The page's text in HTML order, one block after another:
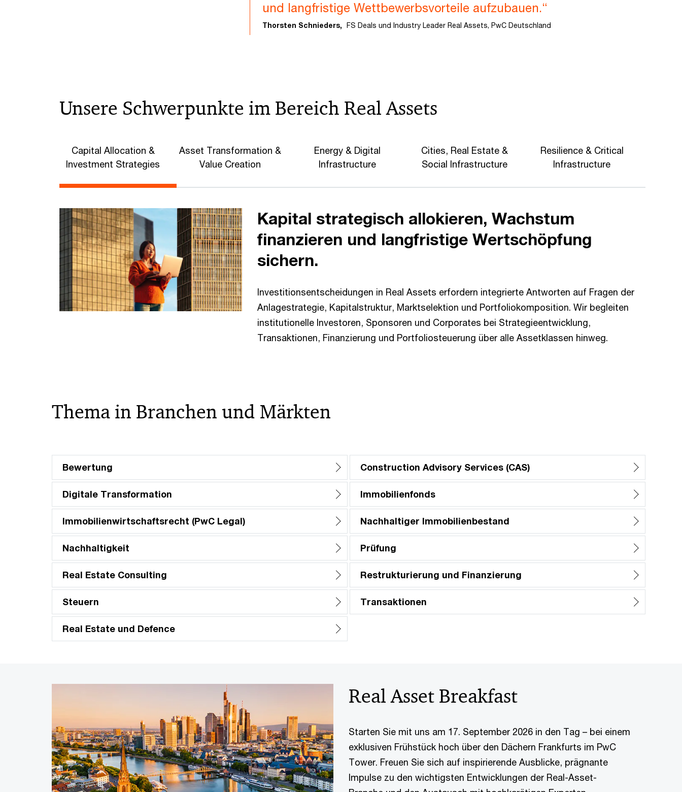
und langfristige Wettbewerbsvorteile aufzubauen.“
Thorsten Schnieders, FS Deals und Industry Leader Real Assets, PwC Deutschland
Unsere Schwerpunkte im Bereich Real Assets
Capital Allocation &
Investment Strategies
Asset Transformation &
Value Creation
Energy & Digital
Infrastructure
Cities, Real Estate &
Social Infrastructure
Resilience & Critical
Infrastructure
Kapital strategisch allokieren, Wachstum
finanzieren und langfristige Wertschöpfung
sichern.
Investitionsentscheidungen in Real Assets erfordern integrierte Antworten auf Fragen der
Anlagestrategie, Kapitalstruktur, Marktselektion und Portfoliokomposition. Wir begleiten
institutionelle Investoren, Sponsoren und Corporates bei Strategieentwicklung,
Transaktionen, Finanzierung und Portfoliosteuerung über alle Assetklassen hinweg.
Thema in Branchen und Märkten
Bewertung Construction Advisory Services (CAS)
Digitale Transformation Immobilienfonds
Immobilienwirtschaftsrecht (PwC Legal) Nachhaltiger Immobilienbestand
Nachhaltigkeit Prüfung
Real Estate Consulting Restrukturierung und Finanzierung
Steuern Transaktionen
Real Estate und Defence
Real Asset Breakfast
Starten Sie mit uns am 17. September 2026 in den Tag – bei einem
exklusiven Frühstück hoch über den Dächern Frankfurts im PwC
Tower. Freuen Sie sich auf inspirierende Ausblicke, prägnante
Impulse zu den wichtigsten Entwicklungen der Real-Asset-